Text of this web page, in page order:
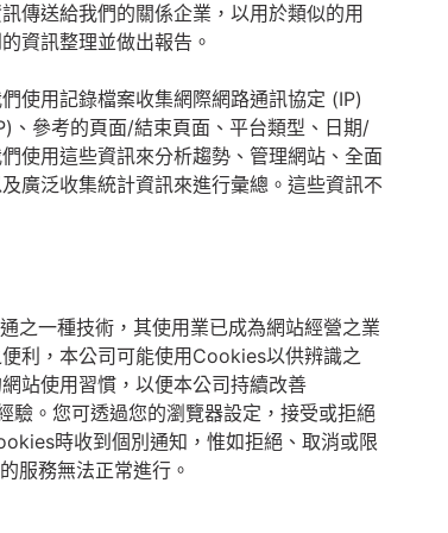
傳送給我們的關係企業，以用於類似的用
資訊整理並做出報告。
使用記錄檔案收集網際網路通訊協定 (IP)
、參考的頁面/結束頁面、平台類型、日期/
使用這些資訊來分析趨勢、管理網站、全面
廣泛收集統計資訊來進行彙總。這些資訊不
之一種技術，其使用業已成為網站經營之業
利，本公司可能使用Cookies以供辨識之
站使用習慣，以便本公司持續改善
。您可透過您的瀏覽器設定，接受或拒絕
時收到個別通知，惟如拒絕、取消或限
服務無法正常進行。